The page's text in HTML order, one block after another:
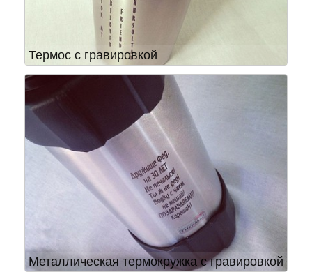
Термос с гравировкой
Металлическая термокружка с гравировкой